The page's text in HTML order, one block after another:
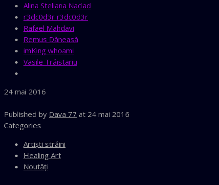
Alina Steliana Naclad
r3dc0d3r r3dc0d3r
Rafael Mahdavi
Remus Dăneasă
imKing whoami
Vasile Trăistariu
24 mai 2016
Published by Dava 77 at 24 mai 2016
Categories
Artişti străini
Healing Art
Noutăţi